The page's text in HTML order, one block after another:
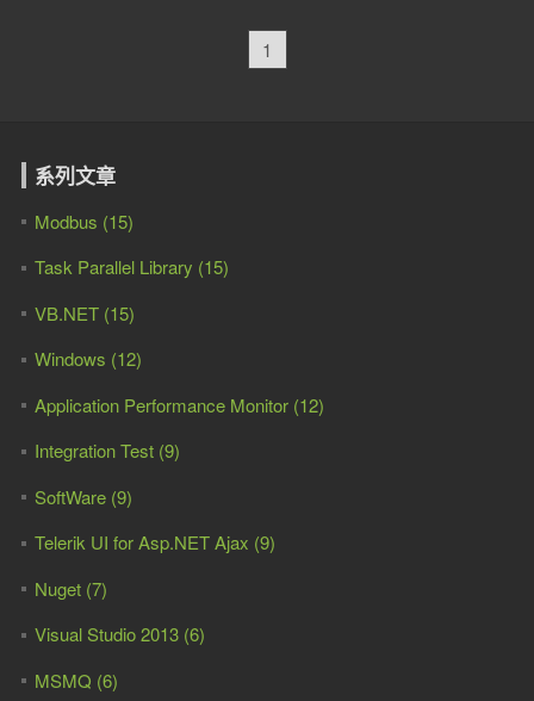
1
系列文章
Modbus (15)
Task Parallel Library (15)
VB.NET (15)
Windows (12)
Application Performance Monitor (12)
Integration Test (9)
SoftWare (9)
Telerik UI for Asp.NET Ajax (9)
Nuget (7)
Visual Studio 2013 (6)
MSMQ (6)